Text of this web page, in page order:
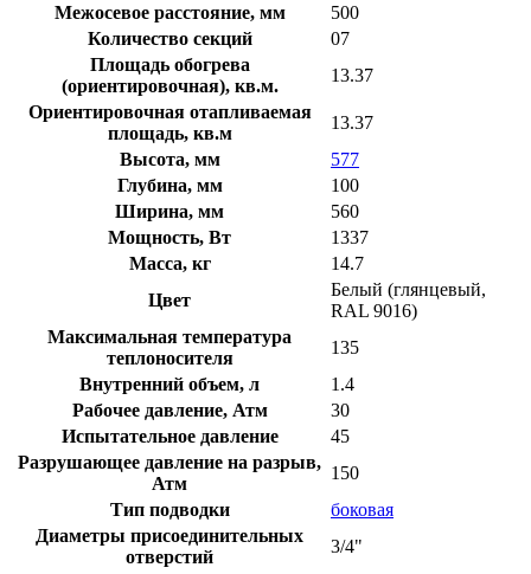
Межосевое расстояние, мм
500
Количество секций
07
Площадь обогрева
(ориентировочная), кв.м.
13.37
Ориентировочная отапливаемая
площадь, кв.м
13.37
Высота, мм
577
Глубина, мм
100
Ширина, мм
560
Мощность, Вт
1337
Масса, кг
14.7
Цвет
Белый (глянцевый,
RAL 9016)
Максимальная температура
теплоносителя
135
Внутренний объем, л
1.4
Рабочее давление, Атм
30
Испытательное давление
45
Разрушающее давление на разрыв,
Атм
150
Тип подводки
боковая
Диаметры присоединительных
отверстий
3/4"